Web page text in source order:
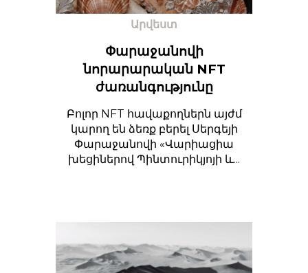
Արվեստ
Փարաջանովի
նորարարական NFT
ժառանգությունը
Բոլոր NFT հավաքողներն այժմ
կարող են ձեռք բերել Սերգեյի
Փարաջանովի «Վարիացիա
խեցիներով Պինտուրիկյոյի և...